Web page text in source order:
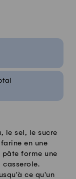
le sel, le sucre
en une
forme une
casserole.
ce qu'un